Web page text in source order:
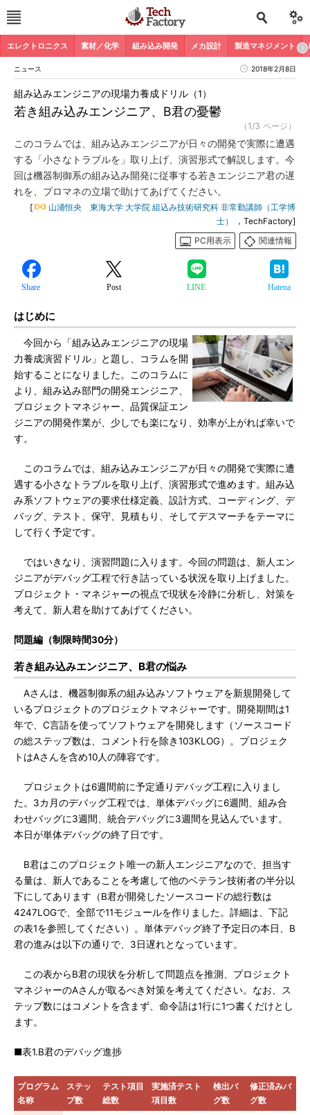
エレクトロニクス 素材／化学 組み込み開発 メカ設計 製造マネジメント
ニュース 2018年2月8日
若き組み込みエンジニア、B君の憂鬱
組み込みエンジニアの現場力養成ドリル（1）
（1/3 ページ）
このコラムでは、組み込みエンジニアが日々の開発で実際に遭遇
する「小さなトラブルを」取り上げ、演習形式で解説します。今
回は機器制御系の組み込み開発に従事する若きエンジニア君の遅
れを、プロマネの立場で助けてあげてください。
[
山浦恒央 東海大学 大学院 組込み技術研究科 非常勤講師（工学博
士）
，TechFactory]
PC用表示
関連情報
Share Post LINE Hatena
はじめに
今回から「組み込みエンジニアの現場
力養成演習ドリル」と題し、コラムを開
始することになりました。このコラムに
より、組み込み部門の開発エンジニア、
プロジェクトマネジャー、品質保証エン
ジニアの開発作業が、少しでも楽になり、効率が上がれば幸いで
す。
このコラムでは、組み込みエンジニアが日々の開発で実際に遭
遇する小さなトラブルを取り上げ、演習形式で進めます。組み込
み系ソフトウェアの要求仕様定義、設計方式、コーディング、デ
バッグ、テスト、保守、見積もり、そしてデスマーチをテーマに
して行く予定です。
ではいきなり、演習問題に入ります。今回の問題は、新人エン
ジニアがデバッグ工程で行き詰っている状況を取り上げました。
プロジェクト・マネジャーの視点で現状を冷静に分析し、対策を
考えて、新人君を助けてあげてください。
問題編（制限時間30分）
若き組み込みエンジニア、B君の悩み
Aさんは、機器制御系の組み込みソフトウェアを新規開発して
いるプロジェクトのプロジェクトマネジャーです。開発期間は1
年で、C言語を使ってソフトウェアを開発します（ソースコード
の総ステップ数は、コメント行を除き103KLOG）。プロジェク
トはAさんを含め10人の陣容です。
プロジェクトは6週間前に予定通りデバッグ工程に入りまし
た。3カ月のデバッグ工程では、単体デバッグに6週間、組み合
わせバッグに3週間、統合デバッグに3週間を見込んでいます。
本日が単体デバッグの終了日です。
B君はこのプロジェクト唯一の新人エンジニアなので、担当す
る量は、新人であることを考慮して他のベテラン技術者の半分以
下にしてあります（B君が開発したソースコードの総行数は
4247LOGで、全部で11モジュールを作りました。詳細は、下記
の表1を参照してください）。単体デバッグ終了予定日の本日、B
君の進みは以下の通りで、3日遅れとなっています。
この表からB君の現状を分析して問題点を推測、プロジェクト
マネジャーのAさんが取るべき対策を考えてください。なお、ス
テップ数にはコメントを含まず、命令語は1行に1つ書くだけとし
ます。
■表1.B君のデバッグ進捗
プログラム
名称
ステッ
プ数
テスト項目
総数
実施済テスト
項目数
検出バ
グ数
修正済みバ
グ数